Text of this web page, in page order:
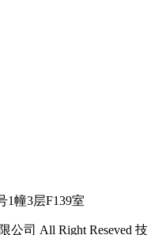
1幢3层F139室
公司 All Right Reseved 技